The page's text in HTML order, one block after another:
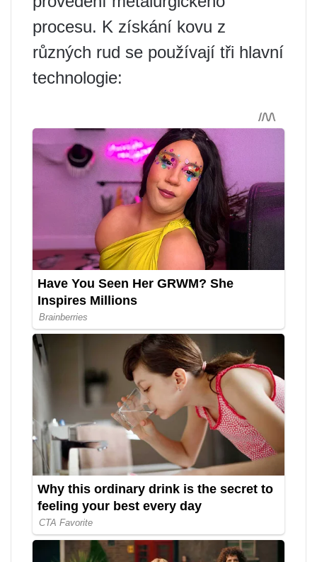
procesu. K získání kovu z
různých rud se používají tři hlavní
technologie: